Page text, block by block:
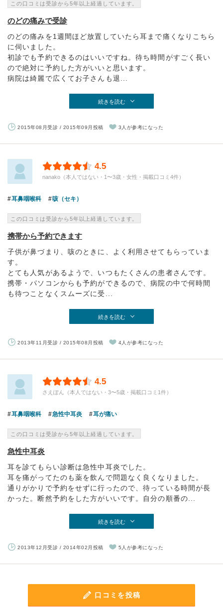
この口コミは受診から5年以上経過しています。
のどの痛みで受診
のどの痛みを1週間ほど放置していたら耳まで痛くなりこちら
に伺いました。
初診でも予約できるのはいいですね。待ち時間がすごく長い
ので絶対に予約した方がいいと思います。
病院は綺麗で広くてお子さんも退...
続きを読む
2015年08月受診 / 2015年09月投稿 3人が参考になった
4.5
nanako（本人ではない・1〜3歳・女性・掲載口コミ4件）
耳鼻咽喉科 咳（セキ）
この口コミは受診から5年以上経過しています。
携帯から予約できます
子供が鼻づまり、咳のときに、よく利用させてもらっていま
す。
とても人気があるようで、いつもたくさんの患者さんです。
携帯・パソコンからも予約ができるので、病院の中で何時間
も待つことなくスムーズに受...
続きを読む
2013年11月受診 / 2015年08月投稿 4人が参考になった
4.5
さえぽん（本人ではない・3〜5歳・掲載口コミ1件）
耳鼻咽喉科 急性中耳炎 耳が痛い
この口コミは受診から5年以上経過しています。
急性中耳炎
耳を診てもらい診断は急性中耳炎でした。
耳を痛がってたのも薬を飲んで問題なく良くなりました。
通りがかりで予約をせずに行ったので、待っている時間が長
かった。断然予約をした方がいいです。自分の順番の...
続きを読む
2013年12月受診 / 2014年02月投稿 5人が参考になった
口コミを投稿